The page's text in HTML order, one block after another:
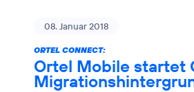
08. Januar 2018
ORTEL CONNECT:
Ortel Mobile startet